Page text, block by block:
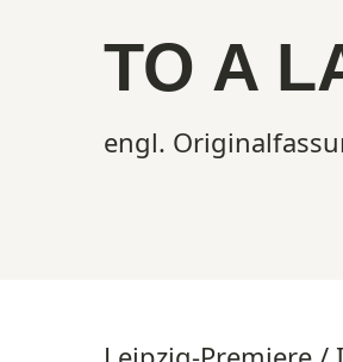
TO A
engl.